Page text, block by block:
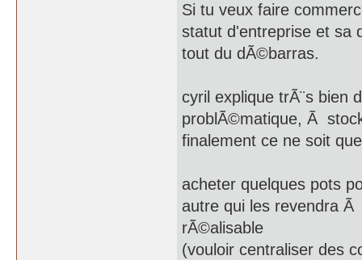
Si tu veux faire
statut d'entreprise et sa
tout du dÃ©barras.
cyril explique trÃ¨s bien
problÃ©matique, Ã
finalement ce ne soit
acheter quelques pots
autre qui les revendra
rÃ©alisable
(vouloir centraliser des